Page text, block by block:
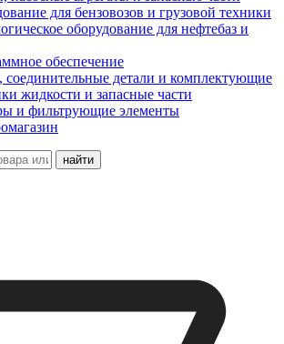
для бензовозов и грузовой техники
оборудование для нефтебаз и
обеспечение
соединительные детали и комплектующие
жидкости и запасные части
и фильтрующие элементы